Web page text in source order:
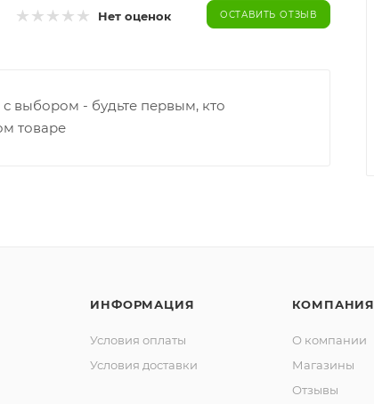
Нет оценок ОСТАВИТЬ ОТЗЫВ
выбором - будьте первым, кто
товаре
ИНФОРМАЦИЯ
Условия оплаты
Условия доставки
КОМПАНИЯ
О компании
Магазины
Отзывы